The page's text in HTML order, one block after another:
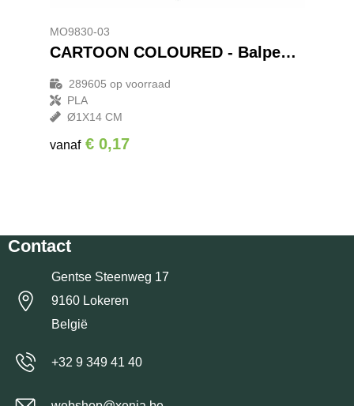
MO9830-03
CARTOON COLOURED - Balpen van papier/maïs PLA
289605 op voorraad
PLA
Ø1X14 CM
vanaf € 0,17
Contact
Gentse Steenweg 17
9160 Lokeren
België
+32 9 349 41 40